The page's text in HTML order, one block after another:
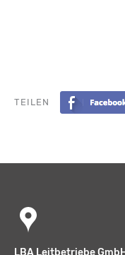
TEILEN
LBA Leitbetriebe GmbH